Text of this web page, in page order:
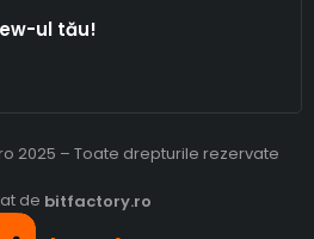
ul tău!
2025 – Toate drepturile rezervate
de bitfactory.ro